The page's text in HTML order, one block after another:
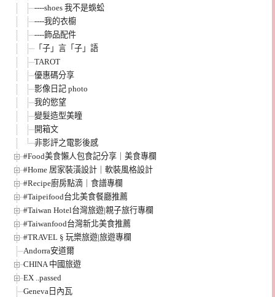
----shoes 我不是蜈蚣
----我的衣櫥
----飾品配件
「子」言「子」語
TAROT
優惠碼分享
影像日記 photo
我的慾望
變髮造型美瞳
開箱文
非影評之電影後感
#Food美食懶人包食記分享｜美食專欄
#Home 居家裝潢設計｜軟裝風格設計
#Recipe廚房點滴｜食譜專欄
#Taipeifood台北美食餐廳推薦
#Taiwan Hotel台灣旅遊|親子旅行專欄
#Taiwanfood台灣新北美食推薦
#TRAVEL § 玩樂旅遊|旅遊專欄
Andorra安道爾
CHINA 中國旅遊
EX ..passed
Geneva日內瓦